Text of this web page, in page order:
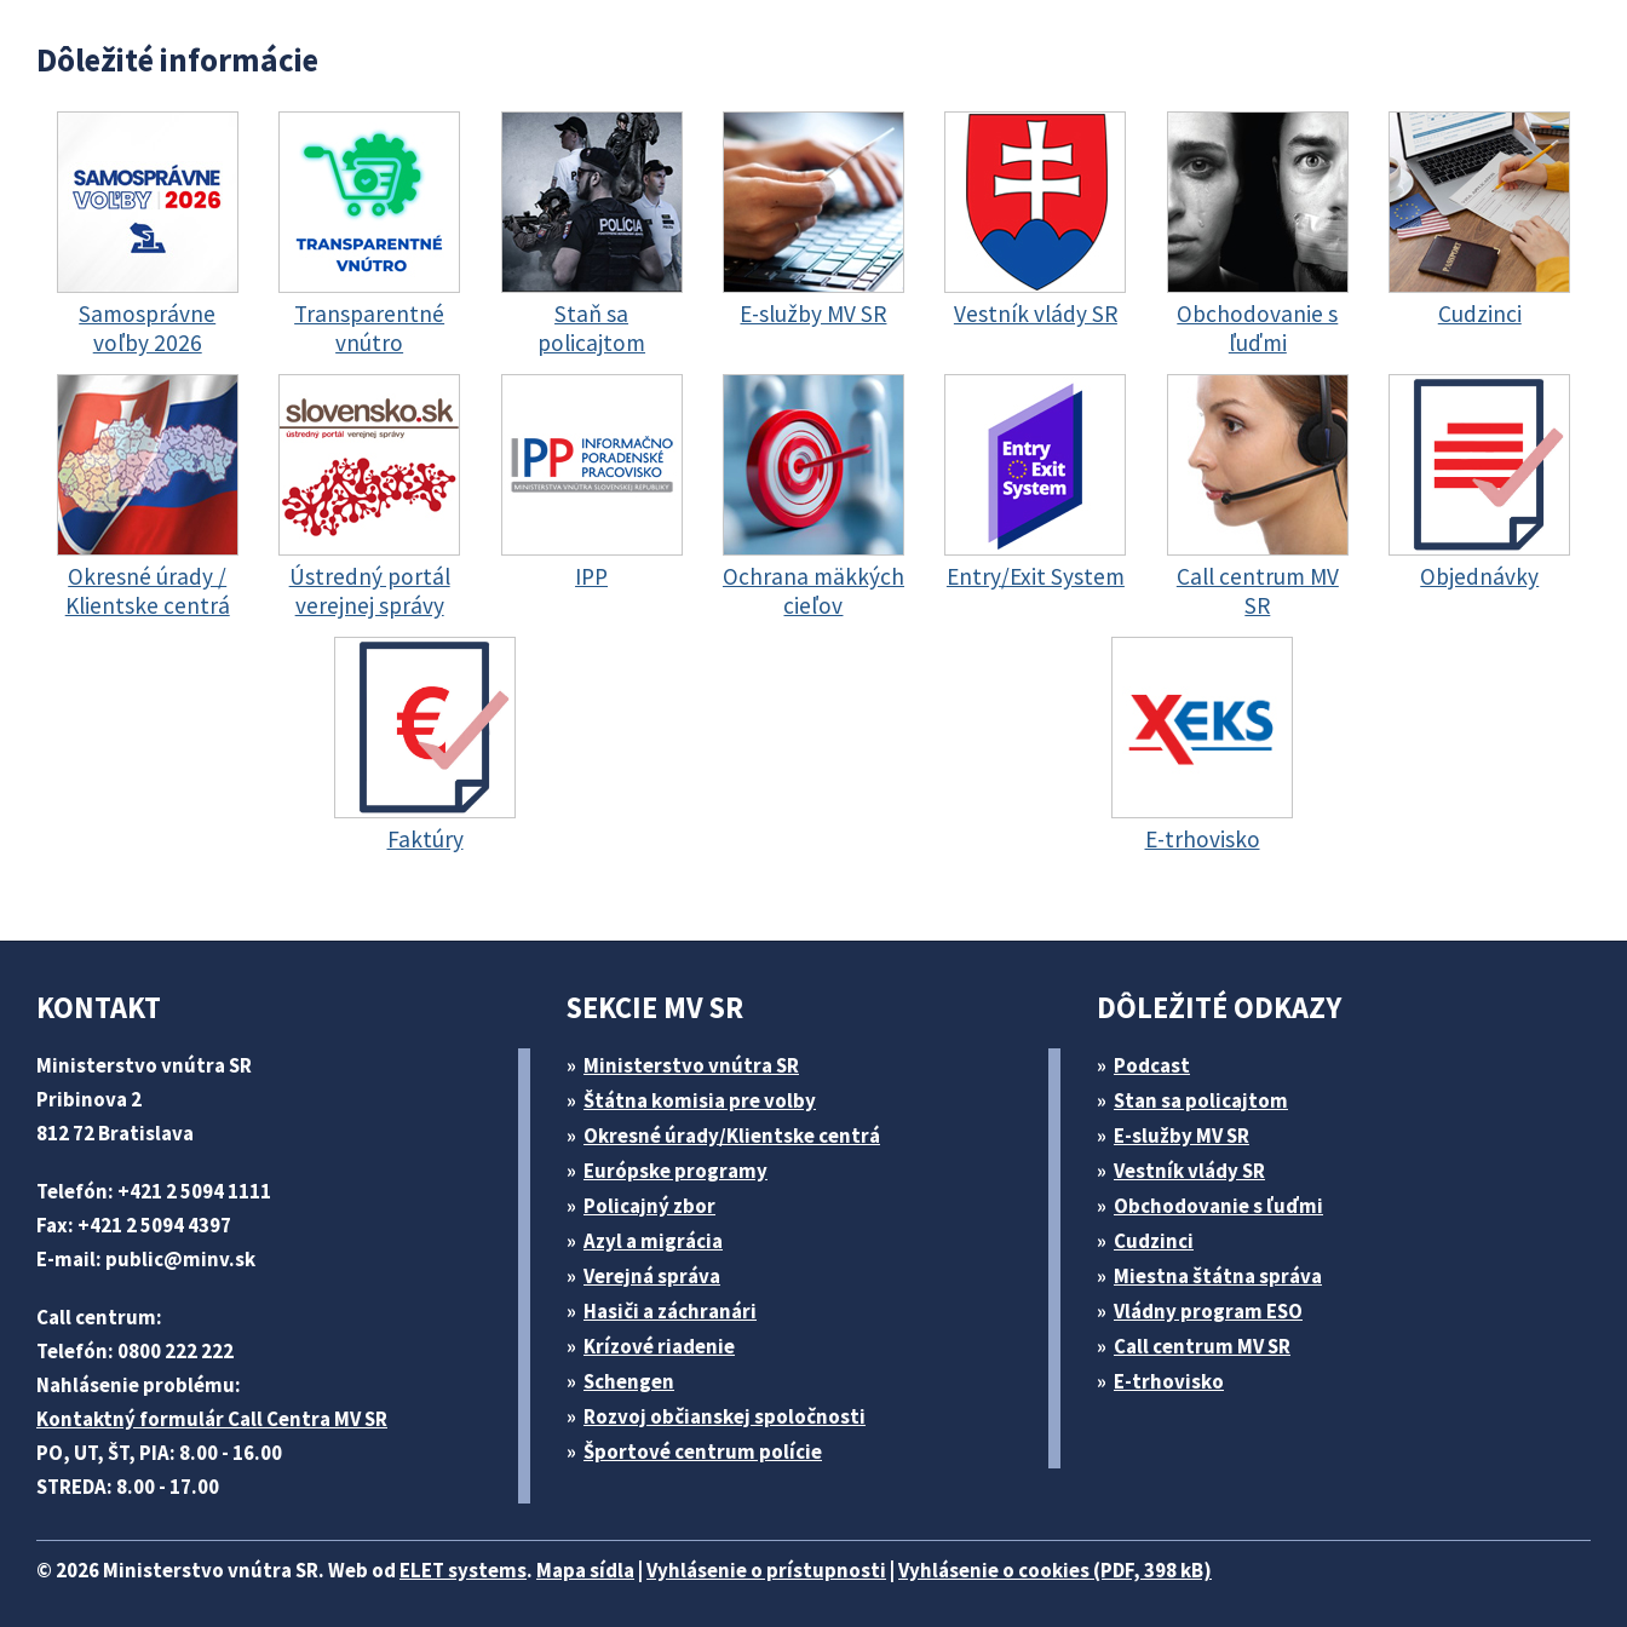
Dôležité informácie
Samosprávne
voľby 2026
Transparentné
vnútro
Staň sa
policajtom
E-služby MV SR Vestník vlády SR
Obchodovanie s
ľuďmi
Cudzinci
Okresné úrady /
Klientske centrá
Ústredný portál
verejnej správy
IPP
Ochrana mäkkých
cieľov
Entry/Exit System
Call centrum MV
SR
Objednávky
Faktúry E-trhovisko
KONTAKT
Ministerstvo vnútra SR
Pribinova 2
812 72 Bratislava
Telefón: +421 2 5094 1111
Fax: +421 2 5094 4397
E-mail: public@minv.sk
Call centrum:
Telefón: 0800 222 222
Nahlásenie problému:
Kontaktný formulár Call Centra MV SR
PO, UT, ŠT, PIA: 8.00 - 16.00
STREDA: 8.00 - 17.00
SEKCIE MV SR
Ministerstvo vnútra SR
Štátna komisia pre volby
Okresné úrady/Klientske centrá
Európske programy
Policajný zbor
Azyl a migrácia
Verejná správa
Hasiči a záchranári
Krízové riadenie
Schengen
Rozvoj občianskej spoločnosti
Športové centrum polície
DÔLEŽITÉ ODKAZY
Podcast
Stan sa policajtom
E-služby MV SR
Vestník vlády SR
Obchodovanie s ľuďmi
Cudzinci
Miestna štátna správa
Vládny program ESO
Call centrum MV SR
E-trhovisko
© 2026 Ministerstvo vnútra SR. Web od ELET systems. Mapa sídla Vyhlásenie o prístupnosti Vyhlásenie o cookies (PDF, 398 kB)